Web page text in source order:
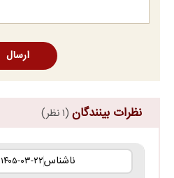
ارسال
نظرات بینندگان (۱ نظر)
ناشناس۱۴۰۵-۰۳-۲۲ ۱۳:۵۶:۰۹